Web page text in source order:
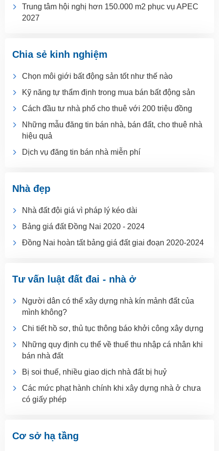
Trung tâm hội nghị hơn 150.000 m2 phục vụ APEC
2027
Chia sẻ kinh nghiệm
Chọn môi giới bất động sản tốt như thế nào
Kỹ năng tự thẩm định trong mua bán bất động sản
Cách đầu tư nhà phố cho thuê với 200 triệu đồng
Những mẫu đăng tin bán nhà, bán đất, cho thuê nhà
hiệu quả
Dịch vụ đăng tin bán nhà miễn phí
Nhà đẹp
Nhà đất đội giá vì pháp lý kéo dài
Bảng giá đất Đồng Nai 2020 - 2024
Đồng Nai hoàn tất bảng giá đất giai đoạn 2020-2024
Tư vấn luật đất đai - nhà ở
Người dân có thể xây dựng nhà kín mảnh đất của
mình không?
Chi tiết hồ sơ, thủ tục thông báo khởi công xây dựng
Những quy định cụ thể về thuế thu nhập cá nhân khi
bán nhà đất
Bị soi thuế, nhiều giao dịch nhà đất bị huỷ
Các mức phạt hành chính khi xây dựng nhà ở chưa
có giấy phép
Cơ sở hạ tầng